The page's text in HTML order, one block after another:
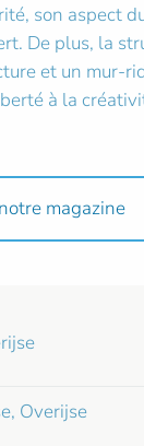
son aspect
De plus, la
et un mur-
à la
magazine
Overijse